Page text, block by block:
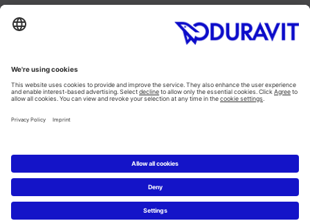
Français
Italiano
Copyright © 2026 Duravit AG
Impressum|Hinweisgebersystem|
|Datenschutzerklärung
Cookie Einstellungen
Schweiz